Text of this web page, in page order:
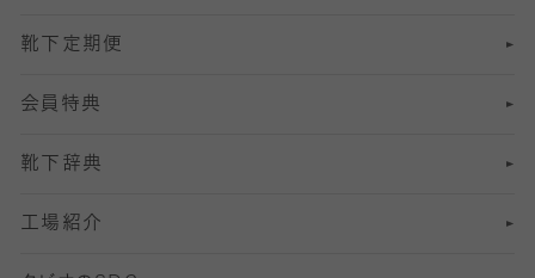
12分丈レギンス
13分丈レギンス
SSサイズ（21～23cm）
Sサイズ（22～25cm）
Mサイズ（25～27cm）
Lサイズ（27～29cm）
むくみ対策
足の疲れ対策
足の臭い対策
冷え対策
靴下定期便
会員特典
靴下辞典
工場紹介